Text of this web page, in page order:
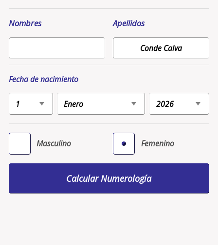
Nombres Apellidos
Fecha de nacimiento
Masculino Femenino